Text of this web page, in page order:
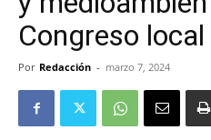
Congreso local
Por Redacción - marzo 7, 2024